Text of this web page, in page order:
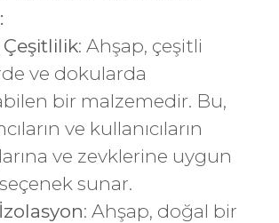
Çeşitlilik: Ahşap, çeşitli
ve dokularda
bir malzemedir. Bu,
ve kullanıcıların
ve zevklerine uygun
sunar.
: Ahşap, doğal bir